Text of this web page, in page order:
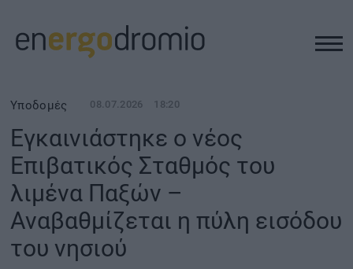
ΥΠΟΔΟΜΕΣ
REAL ESTATE
ΠΕΡΙΒΑΛΛΟΝ
ΕΝΕΡΓΕΙΑ
Υποδομές 08.07.2026 18:20
Εγκαινιάστηκε ο νέος
Επιβατικός Σταθμός του
λιμένα Παξών –
Αναβαθμίζεται η πύλη εισόδου
του νησιού